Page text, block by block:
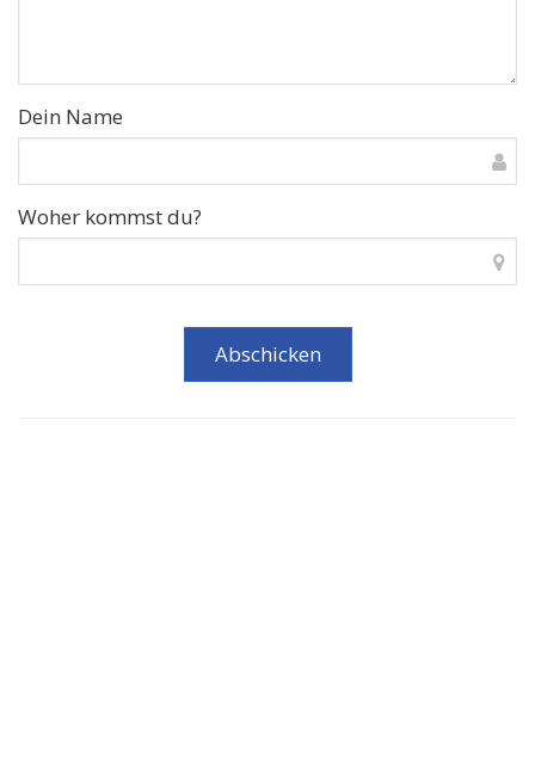
Dein Name
Woher kommst du?